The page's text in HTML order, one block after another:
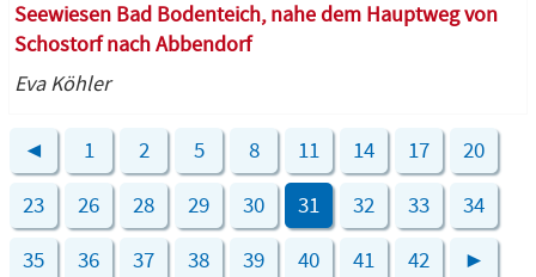
Seewiesen Bad Bodenteich, nahe dem Hauptweg von
Schostorf nach Abbendorf
Eva Köhler
◄ 1 2 5 8 11 14 17 20
23 26 28 29 30 31 32 33 34
35 36 37 38 39 40 41 42 ►